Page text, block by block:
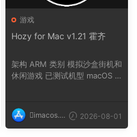
游戏
Hozy for Mac v1.21 霍齐
架构 ARM 类别 模拟沙盒街机和
休闲游戏 已测试机型 macOS T
imacos.t
op
2026-08-01